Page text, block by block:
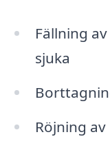
Fällning
sjuka
Röjning